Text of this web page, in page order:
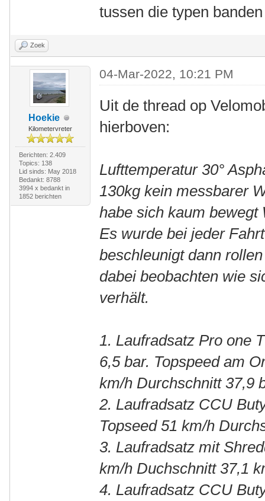
tussen die typen
Zoek
Hoekie
Kilometervreter
Berichten: 2.409
Topics: 138
Lid sinds: May 2018
Bedankt: 8788
3994 x bedankt in
1852 berichten
04-Mar-2022, 10:21 PM
Uit de thread op
hierboven:
Lufttemperatur 30°
130kg kein messbarer
habe sich kaum
Es wurde bei jeder
beschleunigt dann
dabei beobachten wie
verhält.
1. Laufradsatz Pro one
6,5 bar. Topspeed am
km/h Durchschnitt 37,9
2. Laufradsatz CCU
Topseed 51 km/h
3. Laufradsatz mit
km/h Duchschnitt 37,1
4. Laufradsatz CCU